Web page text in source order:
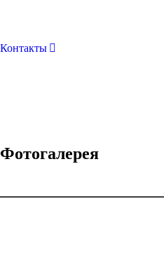
Контакты
Фотогалерея